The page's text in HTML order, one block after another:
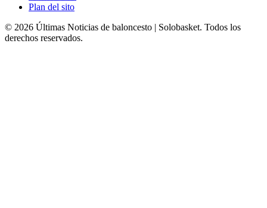
Plan del sito
© 2026 Últimas Noticias de baloncesto | Solobasket. Todos los
derechos reservados.